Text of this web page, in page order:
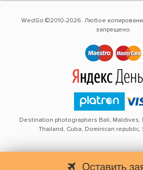
Оставить
WedGo ©2010-2026. Любое
запрещено.
Destination photographers Bali, Maldives,
Thailand, Cuba, Dominican